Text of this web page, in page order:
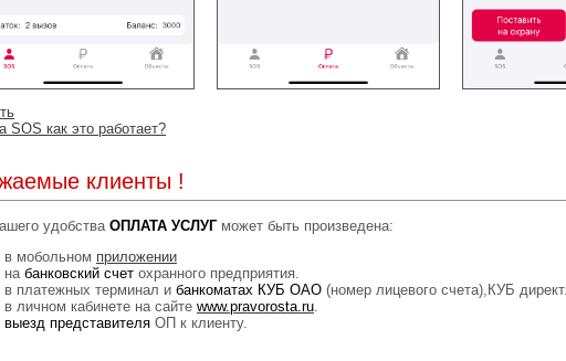
SOS как это работает?
клиенты !
удобства ОПЛАТА УСЛУГможет быть произведена:
в мобольном приложении
на банковский счет охранного предприятия.
в платежных терминал и банкоматах КУБ ОАО (номер лицевого счета),КУБ директ.
в личном кабинете на сайте www.pravorosta.ru
выезд представителя ОП к клиенту.